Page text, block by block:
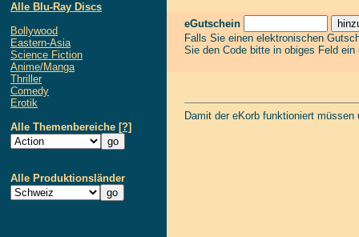
Alle Blu-Ray Discs
Bollywood
Eastern-Asia
Science Fiction
Anime/Manga
Thriller
Comedy
Erotik
Alle Themenbereiche [?]
Alle Produktionsländer
eGutschein
Falls Sie einen elektronischen
Sie den Code bitte in obiges Feld
Damit der eKorb funktioniert